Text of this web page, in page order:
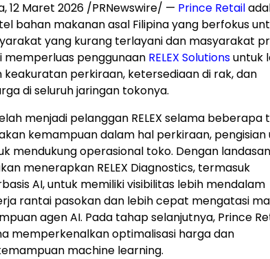
,12 Maret 2026 /PRNewswire/ — Prince Retail
bahan makanan asal Filipina yang berfokus
yang kurang terlayani dan masyarakat
memperluas penggunaan RELEX Solutionsuntuk
perkiraan, ketersediaan di rak, dan
di seluruh jaringan tokonya.
menjadi pelanggan RELEX selama beberapa
kemampuan dalam hal perkiraan, pengisian
mendukung operasional toko. Dengan
menerapkan RELEX Diagnostics, termasuk
AI, untuk memiliki visibilitas lebih mendalam
rantai pasokan dan lebih cepat mengatasi
agen AI. Pada tahap selanjutnya, Prince
memperkenalkan optimalisasi harga dan
machine learning.